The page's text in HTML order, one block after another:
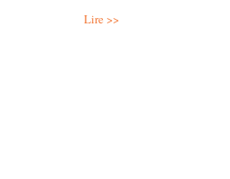
Lire >>